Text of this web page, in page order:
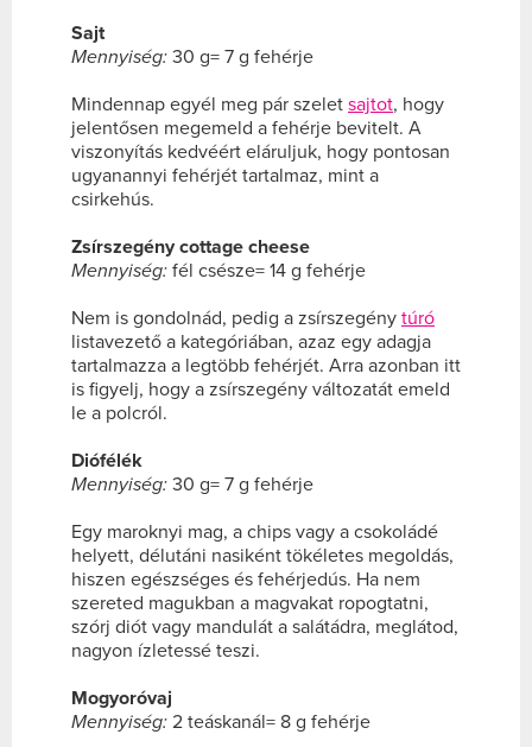
Sajt
Mennyiség: 30 g= 7 g fehérje
Mindennap egyél meg pár szelet sajtot, hogy
jelentősen megemeld a fehérje bevitelt. A
viszonyítás kedvéért eláruljuk, hogy pontosan
ugyanannyi fehérjét tartalmaz, mint a
csirkehús.
Zsírszegény cottage cheese
Mennyiség: fél csésze= 14 g fehérje
Nem is gondolnád, pedig a zsírszegény túró
listavezető a kategóriában, azaz egy adagja
tartalmazza a legtöbb fehérjét. Arra azonban itt
is figyelj, hogy a zsírszegény változatát emeld
le a polcról.
Diófélék
Mennyiség: 30 g= 7 g fehérje
Egy maroknyi mag, a chips vagy a csokoládé
helyett, délutáni nasiként tökéletes megoldás,
hiszen egészséges és fehérjedús. Ha nem
szereted magukban a magvakat ropogtatni,
szórj diót vagy mandulát a salátádra, meglátod,
nagyon ízletessé teszi.
Mogyoróvaj
Mennyiség: 2 teáskanál= 8 g fehérje